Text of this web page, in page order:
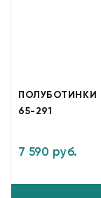
ПОЛУБОТИНКИ
65-291
7 590 руб.